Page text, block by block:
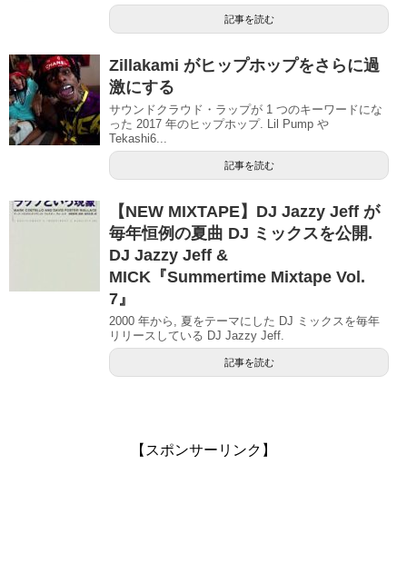
記事を読む
Zillakami がヒップホップをさらに過
激にする
サウンドクラウド・ラップが 1 つのキーワードにな
った 2017 年のヒップホップ. Lil Pump や
Tekashi6...
記事を読む
【NEW MIXTAPE】DJ Jazzy Jeff が
毎年恒例の夏曲 DJ ミックスを公開.
DJ Jazzy Jeff &
MICK『Summertime Mixtape Vol.
7』
2000 年から, 夏をテーマにした DJ ミックスを毎年
リリースしている DJ Jazzy Jeff.
記事を読む
【スポンサーリンク】